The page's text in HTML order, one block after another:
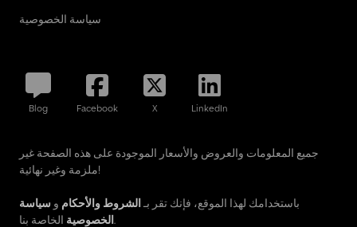
سياسة الخصوصية
Blog Facebook X LinkedIn
جميع المعلومات والعروض والأسعار الموجودة على هذه الصفحة غير
ملزمة وغير نهائية!
باستخدامك لهذا الموقع، فإنك تقر بـ الشروط والأحكام و سياسة
الخصوصيةالخاصة بنا.